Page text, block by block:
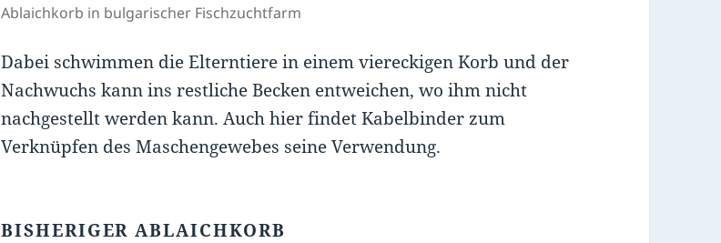
Ablaichkorb in bulgarischer Fischzuchtfarm
Dabei schwimmen die Elterntiere in einem viereckigen Korb und der
Nachwuchs kann ins restliche Becken entweichen, wo ihm nicht
nachgestellt werden kann. Auch hier findet Kabelbinder zum
Verknüpfen des Maschengewebes seine Verwendung.
BISHERIGER ABLAICHKORB